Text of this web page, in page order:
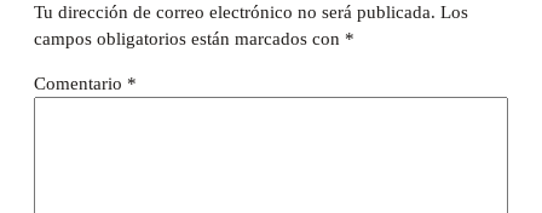
Tu dirección de correo electrónico no será publicada. Los
campos obligatorios están marcados con *
Comentario *